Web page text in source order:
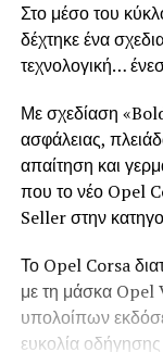
Στο μέσο του
δέχτηκε ένα
τεχνολογική…
Με σχεδίαση
ασφάλειας,
απαίτηση και
που το νέο Opel
Seller στην
Το Opel Corsa
με τη μάσκα Opel
υπολοίπων
ευκολία